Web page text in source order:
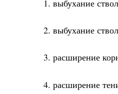
1. выбухание
2. выбухание
3. расширение
4. расширение